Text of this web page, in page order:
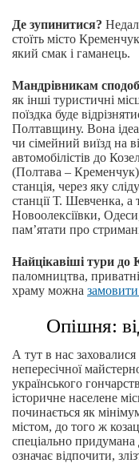
Де зупинитися?
стоїть місто
який смак і гаманець.
Мандрівникам
як інші туристичні
поїздка буде
Полтавщину. Вона
чи сімейний виїзд на
автомобілістів до
(Полтава –
станція, через яку
станції Т. Шевченка,
Новоолексіївки,
пам’ятати про
Найцікавіші тури до
паломництва,
храму можна
Опішня:
А тут в нас
непересічної
українського
історичне населене
починається як
містом, до того ж
спеціально придумана
означає відпочити,